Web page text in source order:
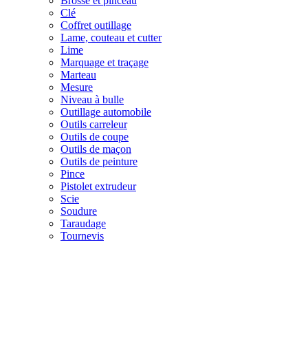
Clé
Coffret outillage
Lame, couteau et cutter
Lime
Marquage et traçage
Marteau
Mesure
Niveau à bulle
Outillage automobile
Outils carreleur
Outils de coupe
Outils de maçon
Outils de peinture
Pince
Pistolet extrudeur
Scie
Soudure
Taraudage
Tournevis